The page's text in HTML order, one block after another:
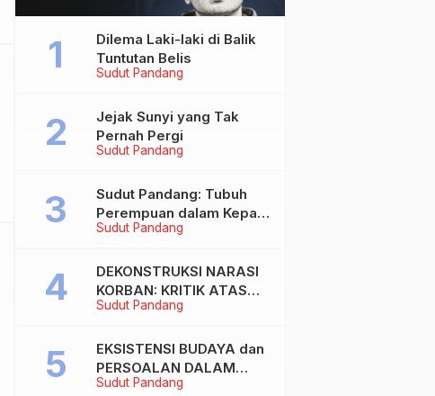
Sudut Pandang
Dilema Laki-laki di Balik
Tuntutan Belis
Sudut Pandang
Jejak Sunyi yang Tak
Pernah Pergi
Sudut Pandang
Sudut Pandang: Tubuh
Perempuan dalam Kepala
Laki-laki
Sudut Pandang
DEKONSTRUKSI NARASI
KORBAN: KRITIK ATAS
BIAS MASKULIN DAN
PEREMPUAN DALAM
ARTIKEL “DILEMA LAKI-
LAKI DI BALIK TUNTUTAN
Sudut Pandang
EKSISTENSI BUDAYA dan
PERSOALAN DALAM
DUNIA KONTEMPORER